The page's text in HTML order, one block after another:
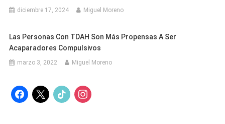
diciembre 17, 2024 Miguel Moreno
Las Personas Con TDAH Son Más Propensas A Ser
Acaparadores Compulsivos
marzo 3, 2022 Miguel Moreno
facebook
x tiktok instagram